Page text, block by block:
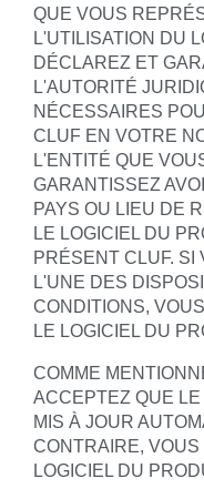
QUE VOUS
L'UTILISATION DU
DÉCLAREZ ET
L'AUTORITÉ
NÉCESSAIRES
CLUF EN VOTRE
L'ENTITÉ QUE
GARANTISSEZ
PAYS OU LIEU DE
LE LOGICIEL DU
PRÉSENT CLUF. SI
L'UNE DES
CONDITIONS,
LE LOGICIEL DU
COMME
ACCEPTEZ QUE
MIS À JOUR
CONTRAIRE,
LOGICIEL DU